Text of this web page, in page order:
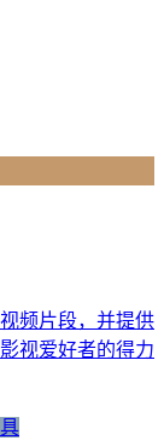
频片段，并提供
视爱好者的得力